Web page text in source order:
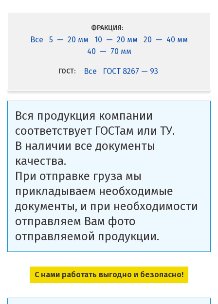
ФРАКЦИЯ:
Все 5 — 20 мм 10 — 20 мм
20 — 40 мм
40 — 70 мм
ГОСТ: Все ГОСТ 8267 — 93
Вся продукция компании
соответствует ГОСТам или ТУ.
В наличии все документы
качества.
При отправке груза мы
прикладываем необходимые
документы, и при необходимости
отправляем Вам фото
отправляемой продукции.
С нами работать выгодно и безопасно!